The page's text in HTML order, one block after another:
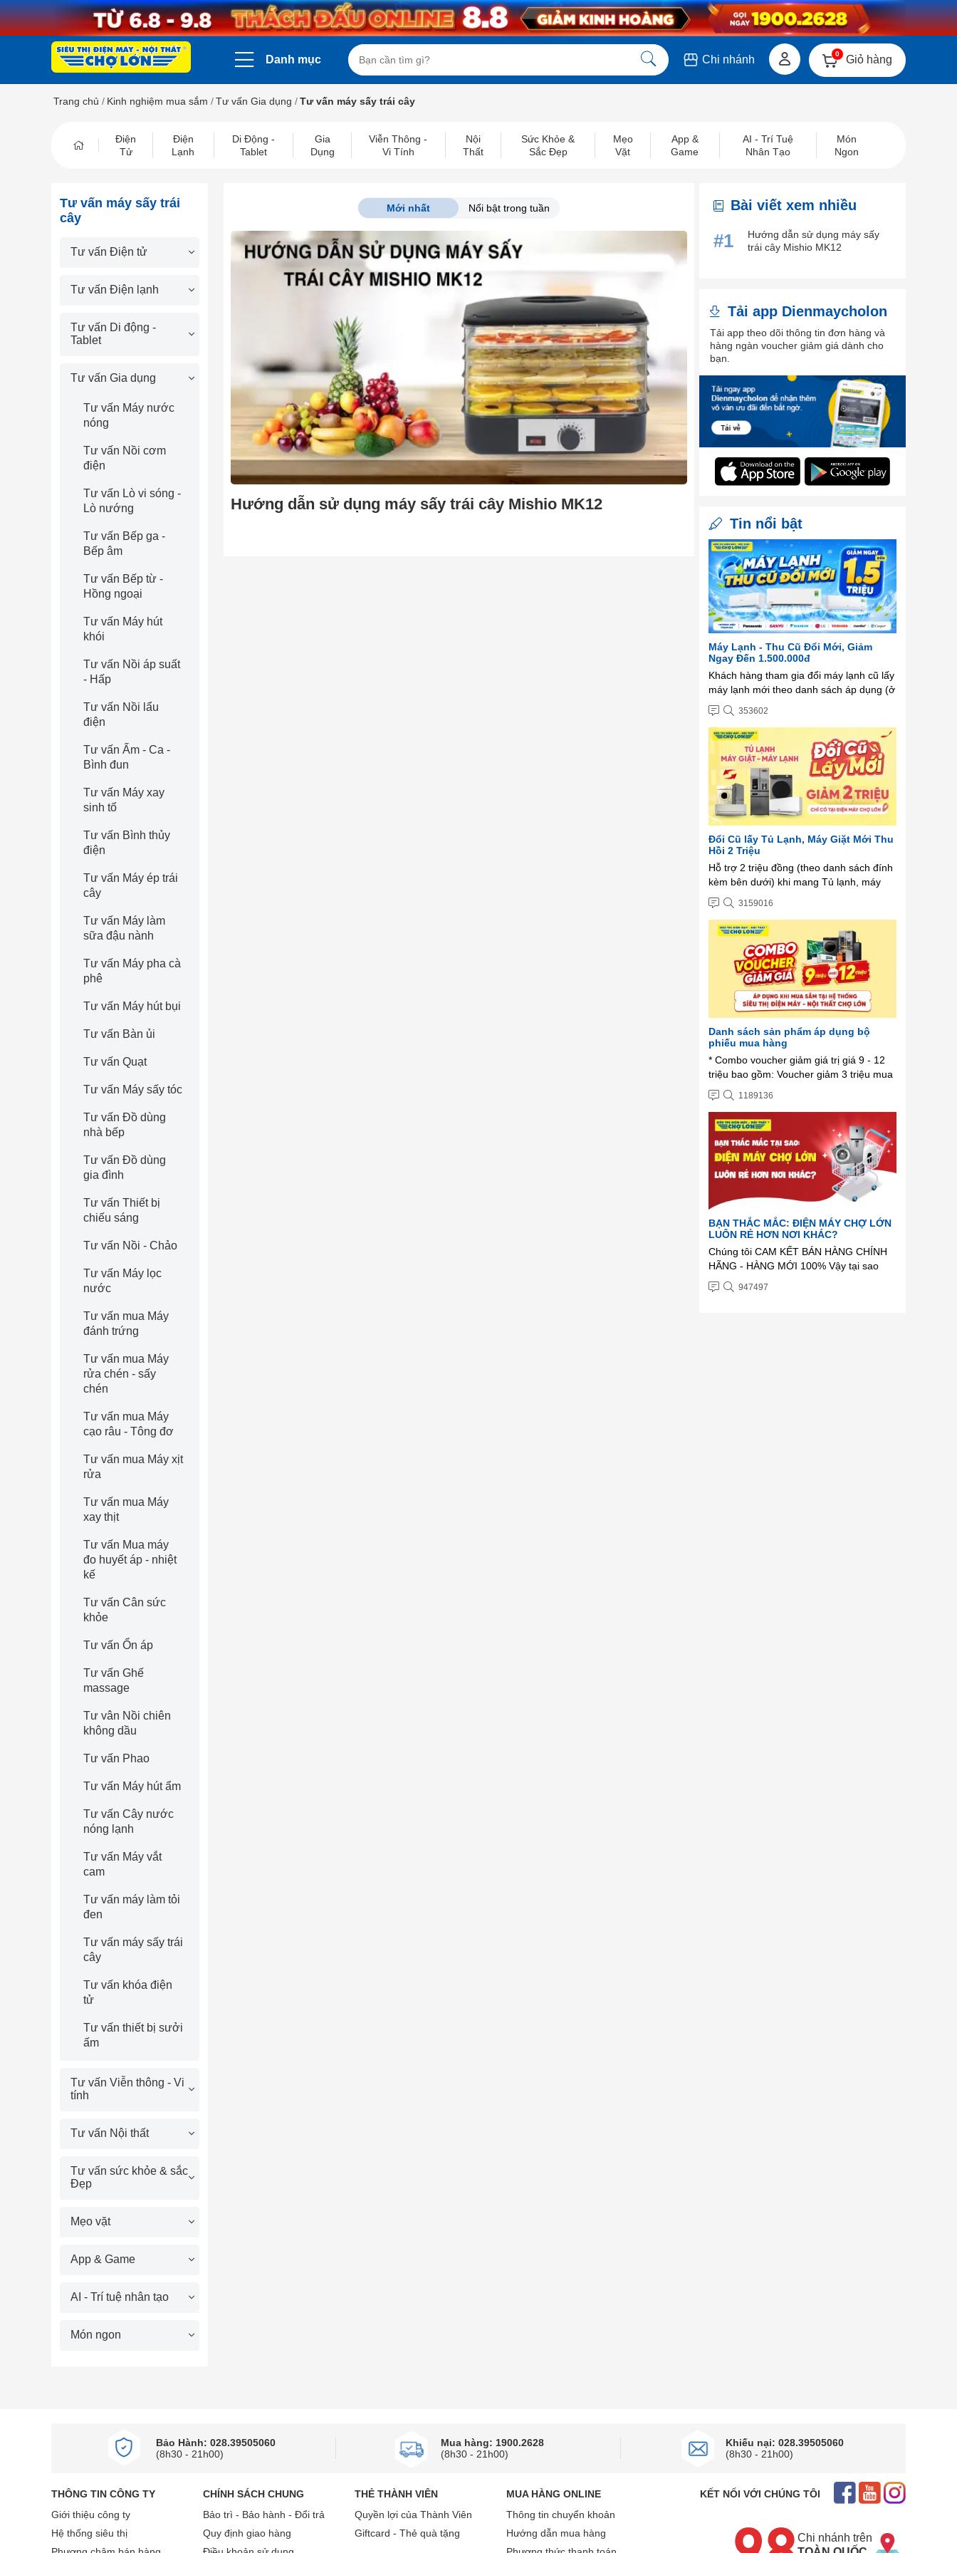
Danh mục Chi nhánh 0 Giỏ hàng
Trang chủ / Kinh nghiệm mua sắm /Tư vấn Gia dụng /Tư vấn máy sấy trái cây
Điện
Tử
Điện
Lạnh
Di Động -
Tablet
Gia
Dụng
Viễn Thông -
Vi Tính
Nội
Thất
Sức Khỏe &
Sắc Đẹp
Mẹo
Vặt
App &
Game
AI - Trí Tuệ
Nhân Tạo
Món
Ngon
Tư vấn máy sấy trái
cây
Tư vấn Điện tử
Tư vấn Điện lạnh
Tư vấn Di động -
Tablet
Tư vấn Gia dụng
Tư vấn Máy nước
nóng
Tư vấn Nồi cơm
điện
Tư vấn Lò vi sóng -
Lò nướng
Tư vấn Bếp ga -
Bếp âm
Tư vấn Bếp từ -
Hồng ngoại
Tư vấn Máy hút
khói
Tư vấn Nồi áp suất
- Hấp
Tư vấn Nồi lẩu
điện
Tư vấn Ấm - Ca -
Bình đun
Tư vấn Máy xay
sinh tố
Tư vấn Bình thủy
điện
Tư vấn Máy ép trái
cây
Tư vấn Máy làm
sữa đậu nành
Tư vấn Máy pha cà
phê
Tư vấn Máy hút bụi
Tư vấn Bàn ủi
Tư vấn Quạt
Tư vấn Máy sấy tóc
Tư vấn Đồ dùng
nhà bếp
Tư vấn Đồ dùng
gia đình
Tư vấn Thiết bị
chiếu sáng
Tư vấn Nồi - Chảo
Tư vấn Máy lọc
nước
Tư vấn mua Máy
đánh trứng
Tư vấn mua Máy
rửa chén - sấy
chén
Tư vấn mua Máy
cạo râu - Tông đơ
Tư vấn mua Máy xịt
rửa
Tư vấn mua Máy
xay thịt
Tư vấn Mua máy
đo huyết áp - nhiệt
kế
Tư vấn Cân sức
khỏe
Tư vấn Ổn áp
Tư vấn Ghế
massage
Tư vân Nồi chiên
không dầu
Tư vấn Phao
Tư vấn Máy hút ẩm
Tư vấn Cây nước
nóng lạnh
Tư vấn Máy vắt
cam
Tư vấn máy làm tỏi
đen
Tư vấn máy sấy trái
cây
Tư vấn khóa điện
tử
Tư vấn thiết bị sưởi
ấm
Tư vấn Viễn thông - Vi
tính
Tư vấn Nội thất
Tư vấn sức khỏe & sắc
Đẹp
Mẹo vặt
App & Game
AI - Trí tuệ nhân tạo
Món ngon
Mới nhất Nổi bật trong tuần
Hướng dẫn sử dụng máy sấy trái cây Mishio MK12
Bài viết xem nhiều
#1
Hướng dẫn sử dụng máy sấy
trái cây Mishio MK12
Tải app Dienmaycholon
Tải app theo dõi thông tin đơn hàng và
hàng ngàn voucher giảm giá dành cho
bạn.
Tin nổi bật
Máy Lạnh - Thu Cũ Đổi Mới, Giảm
Ngay Đến 1.500.000đ
Khách hàng tham gia đổi máy lạnh cũ lấy
máy lạnh mới theo danh sách áp dụng (ở
mục 3) sẽ được trừ trực tiếp
đến 1.500.000 VNĐ ...
353602
Đổi Cũ lấy Tủ Lạnh, Máy Giặt Mới Thu
Hồi 2 Triệu
Hỗ trợ 2 triệu đồng (theo danh sách đính
kèm bên dưới) khi mang Tủ lạnh, máy
giặt cũ đổi lấy tủ lạnh, máy giặt mới từ
các thương hiệu: Panasonic - Toshiba -
Electrolux - Hitachi - LG - Aqua -
Samsung ...
3159016
Danh sách sản phẩm áp dụng bộ
phiếu mua hàng
* Combo voucher giảm giá trị giá 9 - 12
triệu bao gồm: Voucher giảm 3 triệu mua
Máy lọc nước - Bếp âm. Voucher giảm 1
triệu mua Robot hút bụi - Lọc không khí -
Nồi cơm - Máy ép chậm - Bộ
nồi. Voucher ...
1189136
BẠN THẮC MẮC: ĐIỆN MÁY CHỢ LỚN
LUÔN RẺ HƠN NƠI KHÁC?
Chúng tôi CAM KẾT BÁN HÀNG CHÍNH
HÃNG - HÀNG MỚI 100% Vậy tại sao
chúng tôi lại bán rẻ hơn nơi khác ? ...
947497
Bảo Hành: 028.39505060
(8h30 - 21h00)
Mua hàng: 1900.2628
(8h30 - 21h00)
Khiếu nại: 028.39505060
(8h30 - 21h00)
THÔNG TIN CÔNG TY
Giới thiệu công ty
Hệ thống siêu thị
CHÍNH SÁCH CHUNG
Bảo trì - Bảo hành - Đổi trả
Quy định giao hàng
THẺ THÀNH VIÊN
Quyền lợi của Thành Viên
Giftcard - Thẻ quà tặng
MUA HÀNG ONLINE
Thông tin chuyển khoản
Hướng dẫn mua hàng
KẾT NỐI VỚI CHÚNG TÔI
Chi nhánh trên